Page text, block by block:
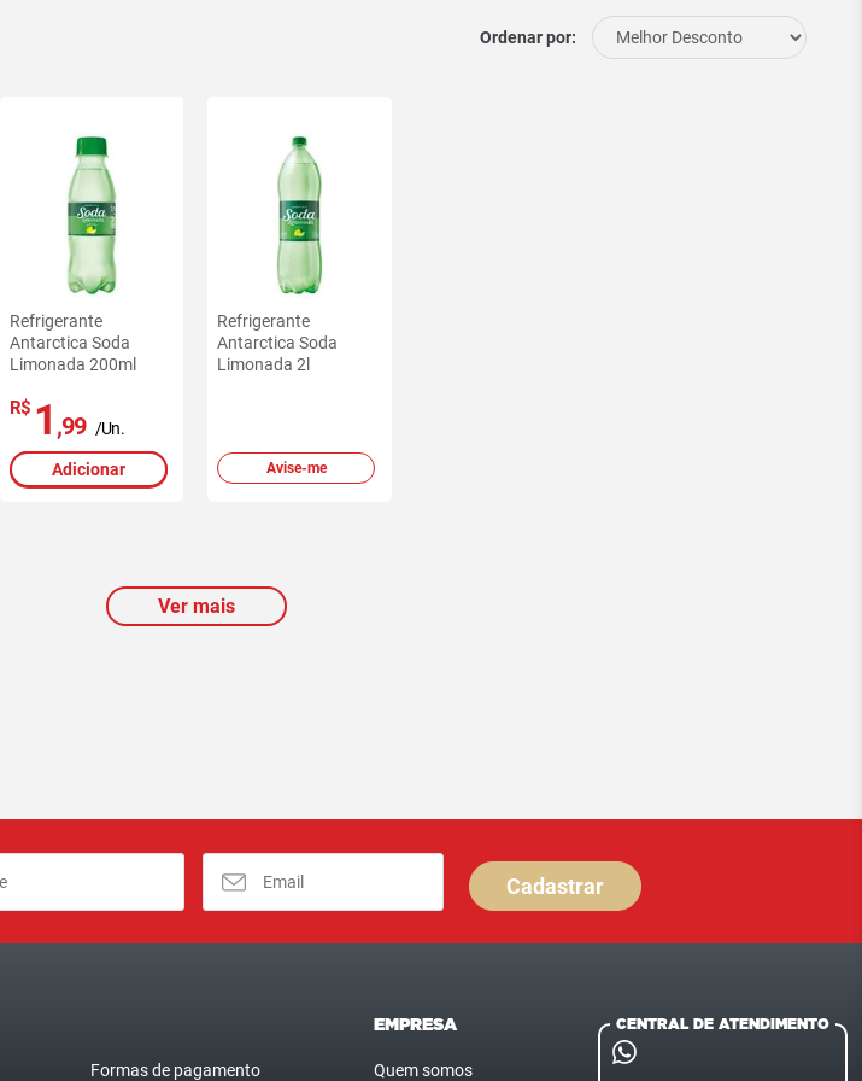
Ordenar por:
Refrigerante
Antarctica Soda
Limonada 200ml
R$ 1 ,99 /Un.
Adicionar
Refrigerante
Antarctica Soda
Limonada 2l
Avise-me
Ver mais
Cadastrar
Formas de pagamento
EMPRESA
Quem somos
CENTRAL DE ATENDIMENTO